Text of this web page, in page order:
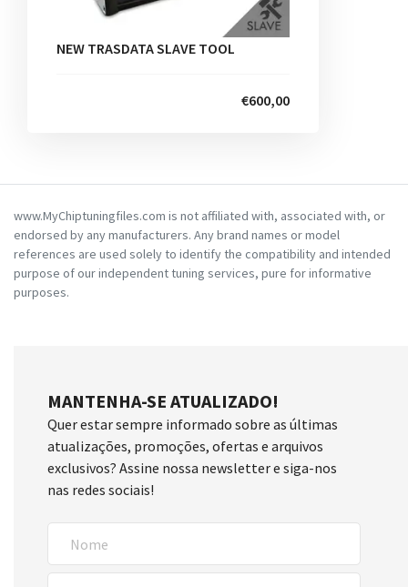
NEW TRASDATA SLAVE TOOL
€600,00
www.MyChiptuningfiles.com is not affiliated with, associated with, or
endorsed by any manufacturers. Any brand names or model
references are used solely to identify the compatibility and intended
purpose of our independent tuning services, pure for informative
purposes.
MANTENHA-SE ATUALIZADO!
Quer estar sempre informado sobre as últimas
atualizações, promoções, ofertas e arquivos
exclusivos? Assine nossa newsletter e siga-nos
nas redes sociais!